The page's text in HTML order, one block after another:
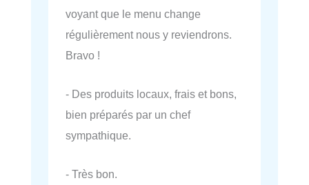
voyant que le menu change
régulièrement nous y reviendrons.
Bravo !
- Des produits locaux, frais et bons,
bien préparés par un chef
sympathique.
- Très bon.